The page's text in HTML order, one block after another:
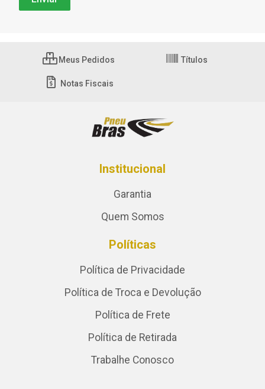
Meus Pedidos Títulos
Notas Fiscais
Institucional
Garantia
Quem Somos
Políticas
Política de Privacidade
Política de Troca e Devolução
Política de Frete
Política de Retirada
Trabalhe Conosco